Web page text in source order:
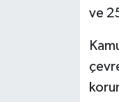
ve